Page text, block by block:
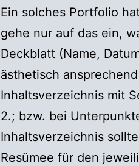
Ein solches Portfolio
gehe nur auf das ein,
Deckblatt (Name,
ästhetisch
Inhaltsverzeichnis mit
2.; bzw. bei
Inhaltsverzeichnis
Resümee für den